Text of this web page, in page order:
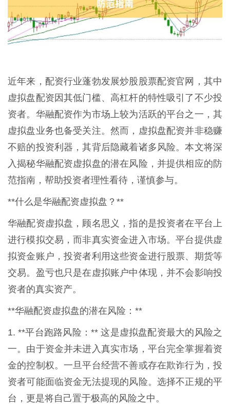
近年来，配资行业蓬勃发展炒股股票配资官网，其中
虚拟盘配资因其低门槛、高杠杆的特性吸引了不少投
资者。华融配资作为市场上较为活跃的平台之一，其
虚拟盘业务也备受关注。然而，虚拟盘配资并非稳赚
不赔的投资利器，其背后隐藏着诸多风险。本文将深
入揭秘华融配资虚拟盘的潜在风险，并提供相应的防
范指南，帮助投资者理性看待，谨慎参与。
**什么是华融配资虚拟盘？**
华融配资虚拟盘，顾名思义，指的是投资者在平台上
进行模拟交易，而非真实资金进入市场。平台提供虚
拟资金账户，投资者利用这些资金进行股票、期货等
交易。盈亏也只是在虚拟账户中体现，并不会影响投
资者的真实资产。
**华融配资虚拟盘的潜在风险：**
1. **平台跑路风险：** 这是虚拟盘配资最大的风险之
一。由于资金并未进入真实市场，平台完全掌握着资
金的控制权。一旦平台经营不善或存在欺诈行为，投
资者可能面临资金无法提现的风险。选择不正规的平
台，更是将自己置于极高的风险之中。